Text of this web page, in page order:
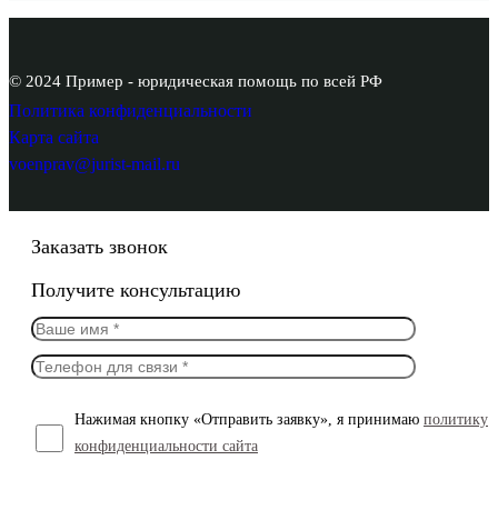
© 2024 Пример - юридическая помощь по всей РФ
Политика конфиденциальности
Карта сайта
voenprav@jurist-mail.ru
Заказать звонок
Получите консультацию
Нажимая кнопку «Отправить заявку», я принимаю политику
конфиденциальности сайта